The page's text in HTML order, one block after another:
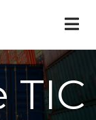
TIC